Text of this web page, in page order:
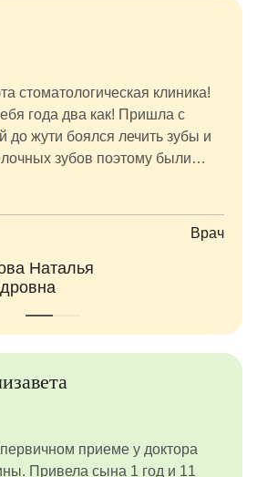
стоматологическая клиника!
года два как! Пришла с
до жути боялся лечить зубы и
зубов поэтому были
повезло встретить
благодаря ей навели
рту и сохранили до нужного
(новые технологии творят
Натальи Александровны
в этой же клинике
Именно она и
задачей по сохранению места
зубки! Очень быстро
побед, зубки коренные
им не препятствует, ну а
Врач
Наталья
приеме у доктора
Привела сына 1 год и 11